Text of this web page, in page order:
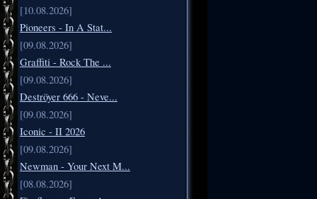
[10.08.2026]
Pioneers - In A Stat...
[09.08.2026]
Graffiti - Rock The ...
[09.08.2026]
Deströyer 666 - Neve...
[09.08.2026]
Iconic - II 2026
[09.08.2026]
Newman - Your Next M...
[08.08.2026]